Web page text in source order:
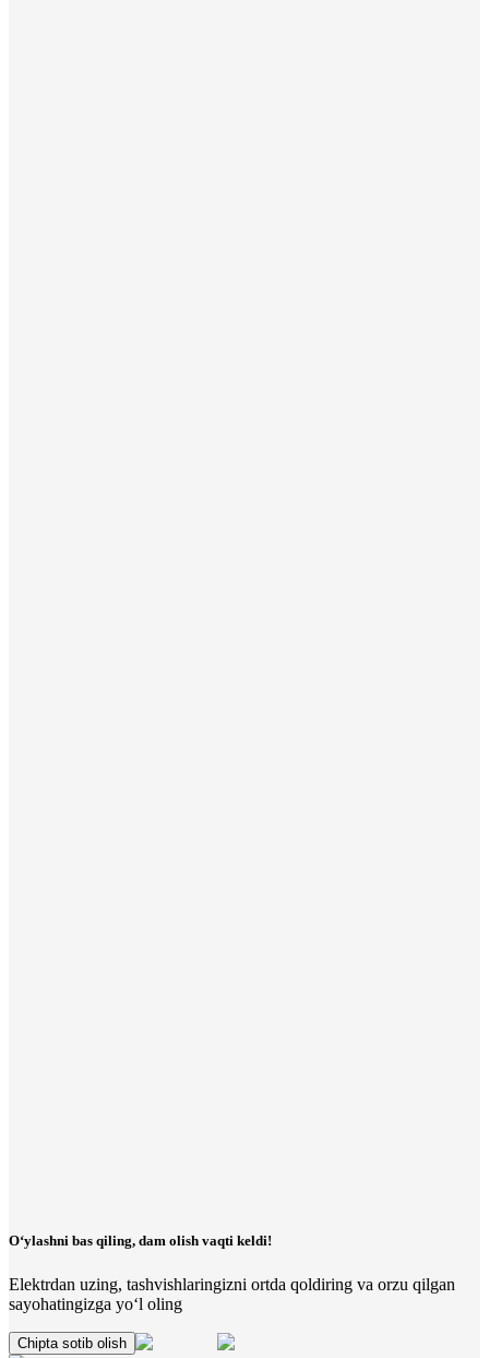
O‘ylashni bas qiling, dam olish vaqti keldi!
Elektrdan uzing, tashvishlaringizni ortda qoldiring va orzu qilgan
sayohatingizga yo‘l oling
Chipta sotib olish